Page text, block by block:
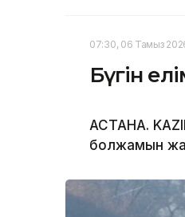
07:30, 06 Тамыз
Бүгін
АСТАНА.
болжамын